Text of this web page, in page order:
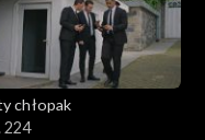
chłopak
224